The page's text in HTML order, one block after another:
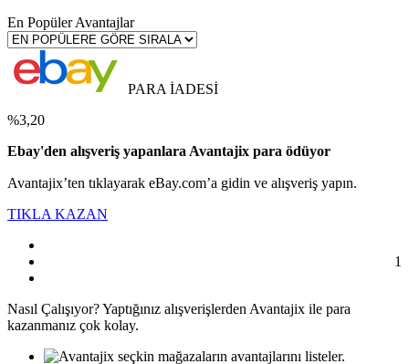
En Popüler Avantajlar
PARA İADESİ
%3,20
Ebay'den alışveriş yapanlara Avantajix para ödüyor
Avantajix’ten tıklayarak eBay.com’a gidin ve alışveriş yapın.
TIKLA KAZAN
1
Nasıl Çalışıyor?Yaptığınız alışverişlerden Avantajix ile para
kazanmanız çok kolay.